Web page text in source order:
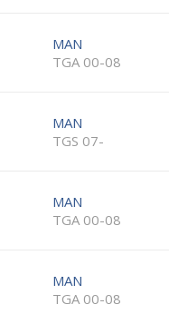
MAN
TGA 00-08
MAN
TGS 07-
MAN
TGA 00-08
MAN
TGA 00-08